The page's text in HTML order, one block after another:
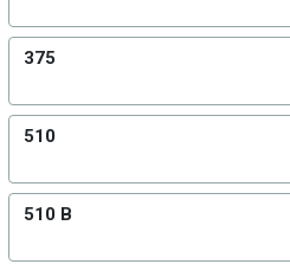
375
510
510 B